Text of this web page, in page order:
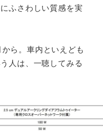
ふさわしい質感を実
ら。車内といえども
人は、一聴してみる